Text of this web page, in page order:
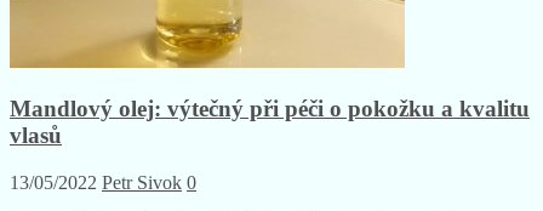
Mandlový olej: výtečný při péči o pokožku a kvalitu
vlasů
13/05/2022 Petr Sivok 0